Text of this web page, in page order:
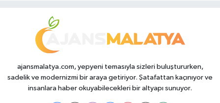
ajansmalatya.com, yepyeni temasıyla sizleri buluştururken,
sadelik ve modernizmi bir araya getiriyor. Şatafattan kaçınıyor ve
insanlara haber okuyabilecekleri bir altyapı sunuyor.